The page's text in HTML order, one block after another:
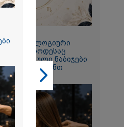
2026
ასტროლოგიური
- დღე, როდესაც
და გაბედული ნაბიჯები
მიგიყვანთ